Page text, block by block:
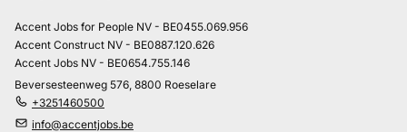
Accent Jobs for People NV - BE0455.069.956
Accent Construct NV - BE0887.120.626
Accent Jobs NV - BE0654.755.146
Beversesteenweg 576, 8800 Roeselare
+3251460500
info@accentjobs.be